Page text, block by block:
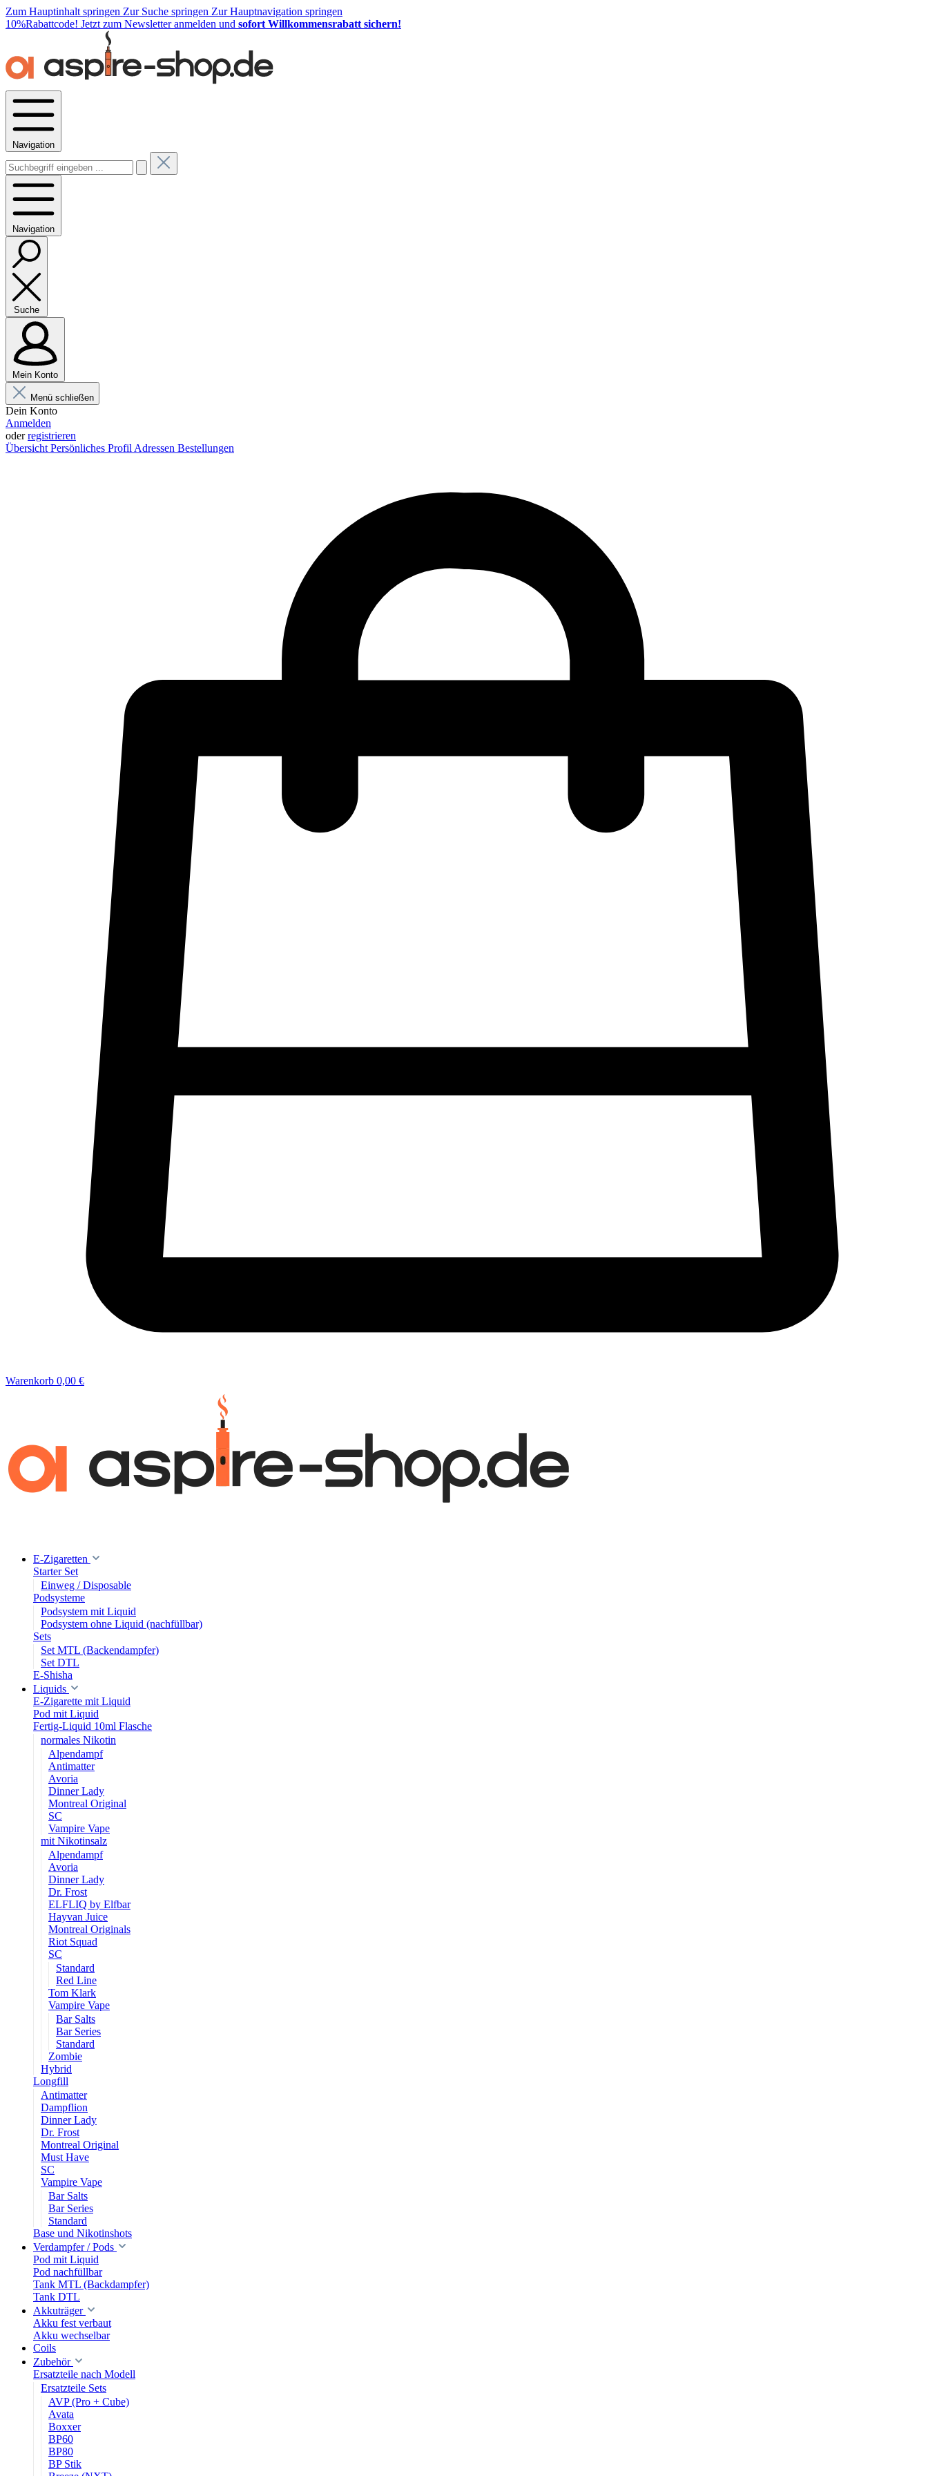
Zum Hauptinhalt springen Zur Suche springen Zur Hauptnavigation springen
10%Rabattcode! Jetzt zum Newsletter anmelden und sofort Willkommensrabatt sichern!
Navigation
Navigation
Suche
Mein Konto
Menü schließen
Dein Konto
Anmelden
oderregistrieren
Übersicht Persönliches Profil Adressen Bestellungen
Warenkorb 0,00 €
E-Zigaretten
Starter Set
Einweg / Disposable
Podsysteme
Podsystem mit Liquid
Podsystem ohne Liquid (nachfüllbar)
Sets
Set MTL (Backendampfer)
Set DTL
E-Shisha
Liquids
E-Zigarette mit Liquid
Pod mit Liquid
Fertig-Liquid 10ml Flasche
normales Nikotin
Alpendampf
Antimatter
Avoria
Dinner Lady
Montreal Original
SC
Vampire Vape
mit Nikotinsalz
Alpendampf
Avoria
Dinner Lady
Dr. Frost
ELFLIQ by Elfbar
Hayvan Juice
Montreal Originals
Riot Squad
SC
Standard
Red Line
Tom Klark
Vampire Vape
Bar Salts
Bar Series
Standard
Zombie
Hybrid
Longfill
Antimatter
Dampflion
Dinner Lady
Dr. Frost
Montreal Original
Must Have
SC
Vampire Vape
Bar Salts
Bar Series
Standard
Base und Nikotinshots
Verdampfer / Pods
Pod mit Liquid
Pod nachfüllbar
Tank MTL (Backdampfer)
Tank DTL
Akkuträger
Akku fest verbaut
Akku wechselbar
Coils
Zubehör
Ersatzteile nach Modell
Ersatzteile Sets
AVP (Pro + Cube)
Avata
Boxxer
BP60
BP80
BP Stik